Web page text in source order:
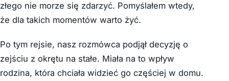
złego nie morze się zdarzyć. Pomyślałem wtedy,
że dla takich momentów warto żyć.
Po tym rejsie, nasz rozmówca podjął decyzję o
zejściu z okrętu na stałe. Miała na to wpływ
rodzina, która chciała widzieć go częściej w domu.